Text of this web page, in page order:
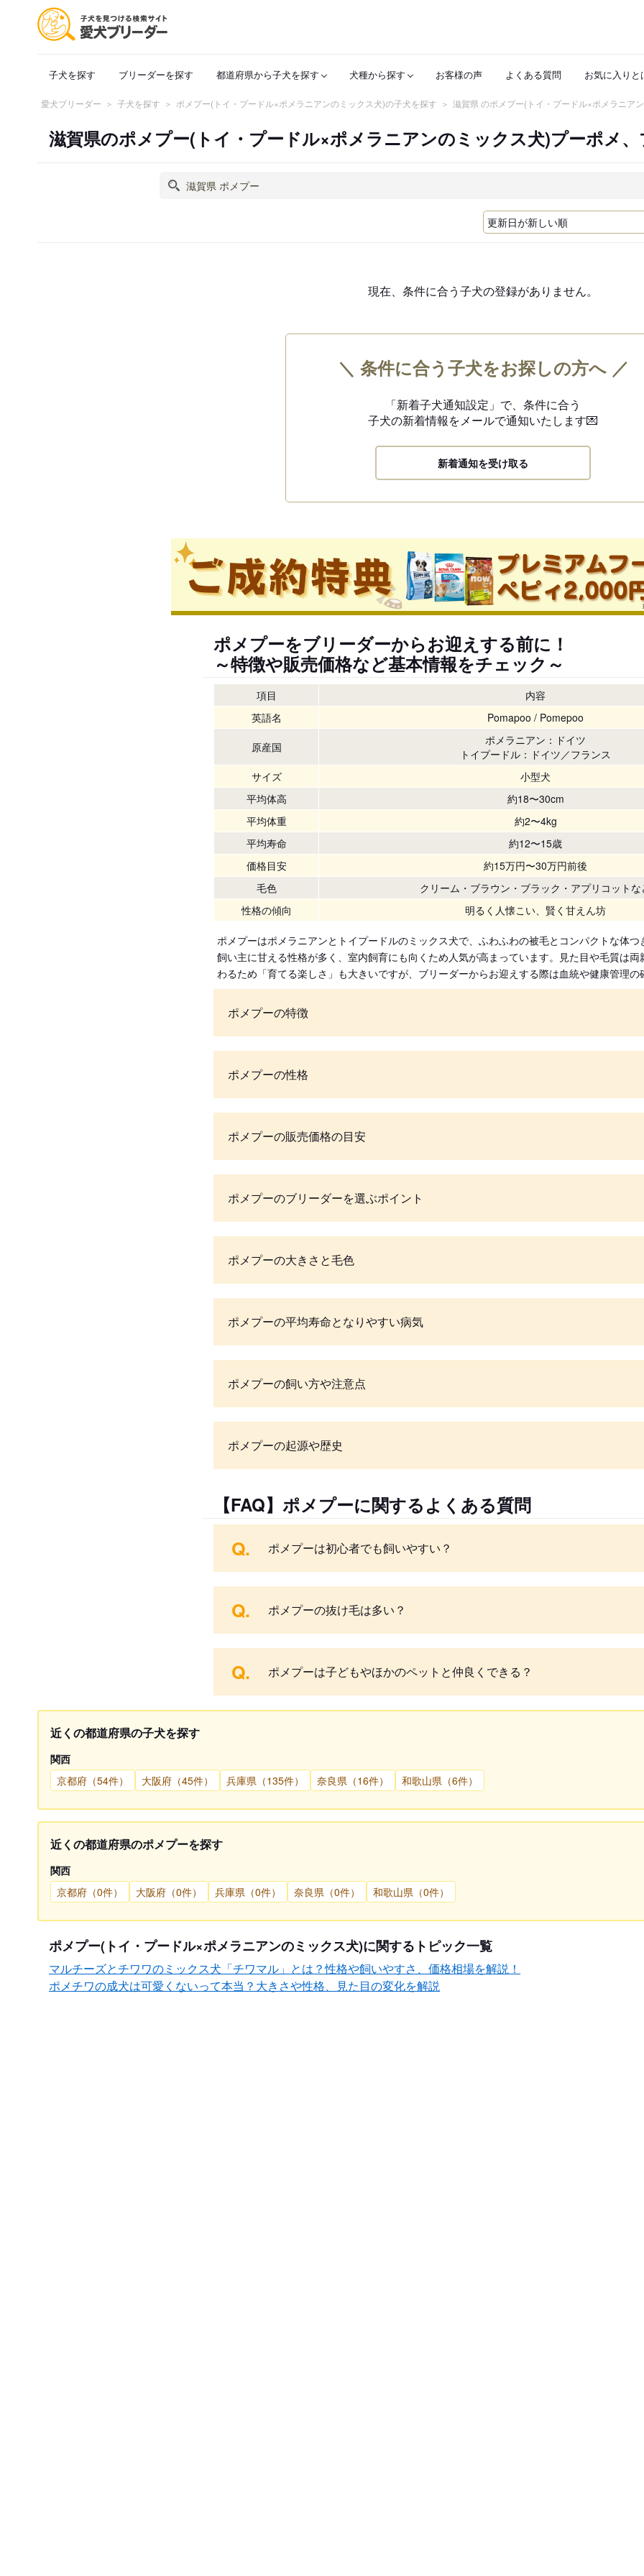
子犬を探す ブリーダーを探す 都道府県から子犬を探す 犬種から探す お客様の声 よくある質問 お気に入りと
愛犬ブリーダー 子犬を探す ポメプー(トイ・プードル×ポメラニアンのミックス犬)の子犬を探す 滋賀県 のポメプー(トイ・プードル×ポメラニア
滋賀県のポメプー(トイ・プードル×ポメラニアンのミックス犬)プーポメ
現在、条件に合う子犬の登録がありません。
＼ 条件に合う子犬をお探しの方へ ／
「新着子犬通知設定」で、 条件に合う
子犬の新着情報をメールで通知いたします💌
新着通知を受け取る
ポメプーをブリーダーからお迎えする前に！
～特徴や販売価格など基本情報をチェック～
項目
内容
英語名
Pomapoo / Pomepoo
原産国
ポメラニアン：ドイツ
トイプードル：ドイツ／フランス
サイズ
小型犬
平均体高
約18〜30cm
平均体重
約2〜4kg
平均寿命
約12〜15歳
価格目安
約15万円〜30万円前後
毛色
クリーム・ブラウン・ブラック・アプリコットな
性格の傾向
明るく人懐こい、賢く甘えん坊
ポメプーはポメラニアンとトイプードルのミックス犬で、ふわふわの被毛とコンパクトな体
飼い主に甘える性格が多く、室内飼育にも向くため人気が高まっています。見た目や毛質は
わるため「育てる楽しさ」も大きいですが、ブリーダーからお迎えする際は血統や健康管理の
ポメプーの特徴
ポメプーの性格
ポメプーの販売価格の目安
ポメプーのブリーダーを選ぶポイント
ポメプーの大きさと毛色
ポメプーの平均寿命となりやすい病気
ポメプーの飼い方や注意点
ポメプーの起源や歴史
【FAQ】ポメプーに関するよくある質問
Q. ポメプーは初心者でも飼いやすい？
Q. ポメプーの抜け毛は多い？
Q. ポメプーは子どもやほかのペットと仲良くできる？
近くの都道府県の子犬を探す
関西
京都府（54件）
大阪府（45件） 兵庫県（135件） 奈良県（16件） 和歌山県（6件）
近くの都道府県のポメプーを探す
関西
京都府（0件）
大阪府（0件） 兵庫県（0件） 奈良県（0件） 和歌山県（0件）
ポメプー(トイ・プードル×ポメラニアンのミックス犬)に関するトピック一覧
マルチーズとチワワのミックス犬「チワマル」とは？性格や飼いやすさ、価格相場を解説！
ポメチワの成犬は可愛くないって本当？大きさや性格、見た目の変化を解説